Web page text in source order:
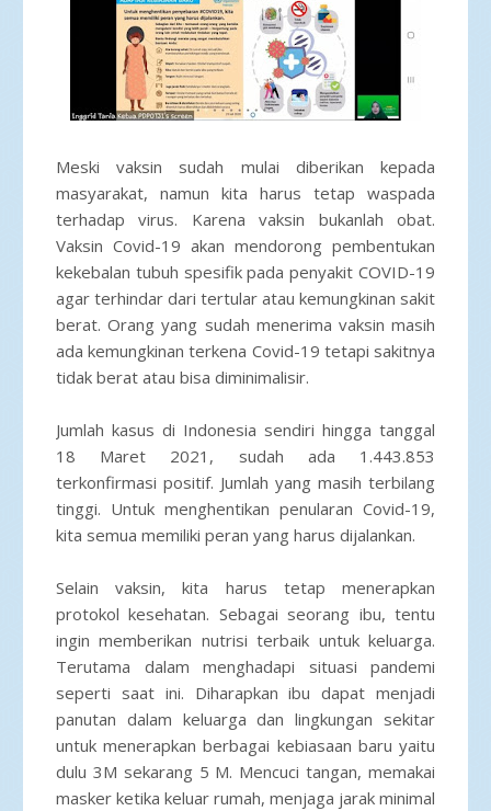
Meski vaksin sudah mulai diberikan kepada
masyarakat, namun kita harus tetap waspada
terhadap virus. Karena vaksin bukanlah obat.
Vaksin Covid-19 akan mendorong pembentukan
kekebalan tubuh spesifik pada penyakit COVID-19
agar terhindar dari tertular atau kemungkinan sakit
berat. Orang yang sudah menerima vaksin masih
ada kemungkinan terkena Covid-19 tetapi sakitnya
tidak berat atau bisa diminimalisir.
Jumlah kasus di Indonesia sendiri hingga tanggal
18 Maret 2021, sudah ada 1.443.853
terkonfirmasi positif. Jumlah yang masih terbilang
tinggi. Untuk menghentikan penularan Covid-19,
kita semua memiliki peran yang harus dijalankan.
Selain vaksin, kita harus tetap menerapkan
protokol kesehatan. Sebagai seorang ibu, tentu
ingin memberikan nutrisi terbaik untuk keluarga.
Terutama dalam menghadapi situasi pandemi
seperti saat ini. Diharapkan ibu dapat menjadi
panutan dalam keluarga dan lingkungan sekitar
untuk menerapkan berbagai kebiasaan baru yaitu
dulu 3M sekarang 5 M. Mencuci tangan, memakai
masker ketika keluar rumah, menjaga jarak minimal